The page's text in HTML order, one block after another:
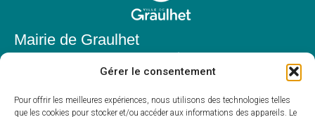
Gérer le consentement
Pour offrir les meilleures expériences, nous utilisons des technologies telles
que les cookies pour stocker et/ou accéder aux informations des appareils. Le
Mairie de Graulhet
81300 Graulhet
05 63 42 85 50